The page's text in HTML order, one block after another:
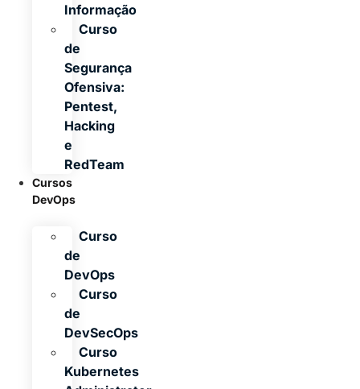
Informação
Curso
de
Segurança
Ofensiva:
Pentest,
Hacking
e
RedTeam
Cursos
DevOps
Curso
de
DevOps
Curso
de
DevSecOps
Curso
Kubernetes